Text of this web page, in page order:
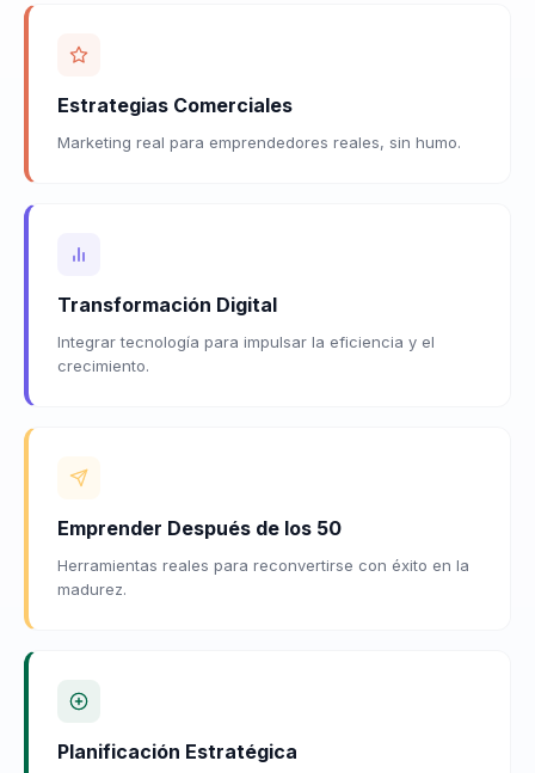
Estrategias Comerciales
Marketing real para emprendedores reales, sin humo.
Transformación Digital
Integrar tecnología para impulsar la eficiencia y el
crecimiento.
Emprender Después de los 50
Herramientas reales para reconvertirse con éxito en la
madurez.
Planificación Estratégica